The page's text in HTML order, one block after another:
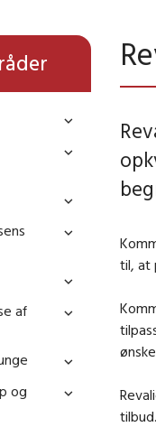
af
og
til, at